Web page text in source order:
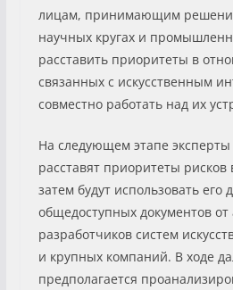
лицам, принимающим
научных кругах и
расставить приоритеты в
связанных с искусственным
совместно работать над их
На следующем этапе эксперты
расставят приоритеты
затем будут использовать его
общедоступных документов от
разработчиков систем
и крупных компаний. В ходе
предполагается